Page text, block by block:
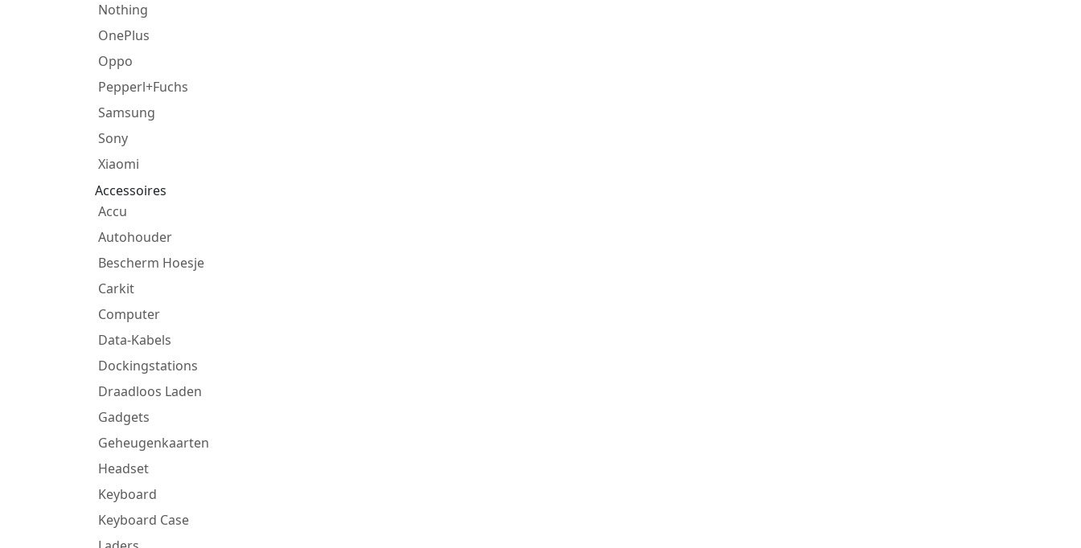
Nothing
OnePlus
Oppo
Pepperl+Fuchs
Samsung
Sony
Xiaomi
Accessoires
Accu
Autohouder
Bescherm Hoesje
Carkit
Computer
Data-Kabels
Dockingstations
Draadloos Laden
Gadgets
Geheugenkaarten
Headset
Keyboard
Keyboard Case